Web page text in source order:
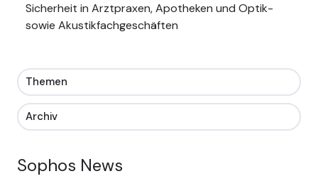
Sicherheit in Arztpraxen, Apotheken und Optik-
sowie Akustikfachgeschäften
Themen
Archiv
Sophos News